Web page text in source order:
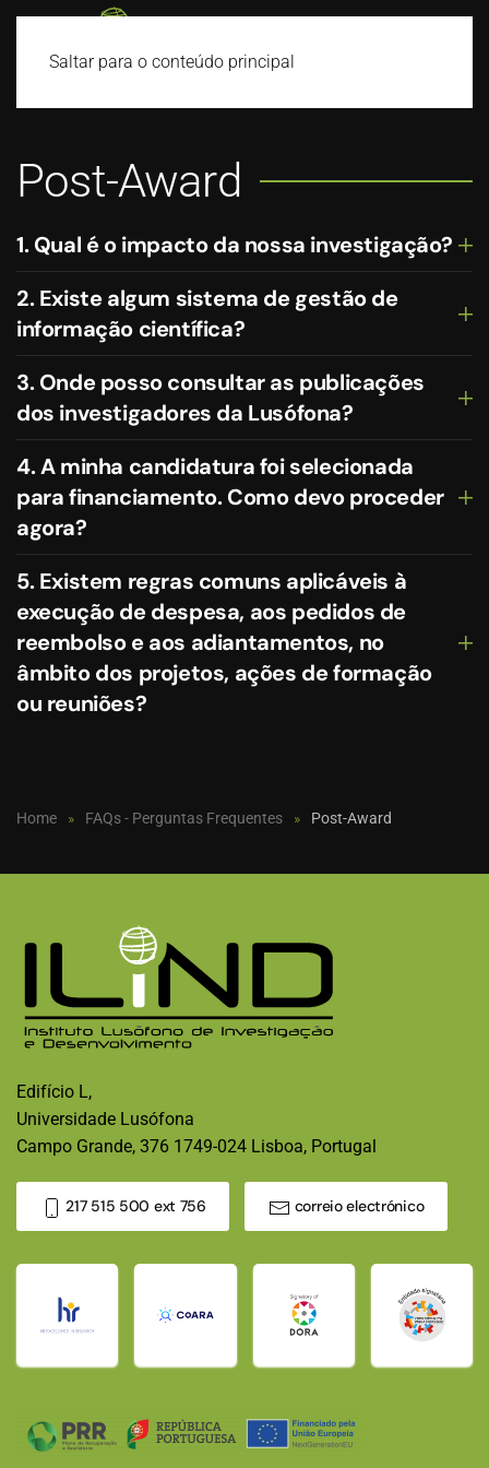
Saltar para o conteúdo principal
Post-Award
1. Qual é o impacto da nossa investigação?
2. Existe algum sistema de gestão de
informação científica?
3. Onde posso consultar as publicações
dos investigadores da Lusófona?
4. A minha candidatura foi selecionada
para financiamento. Como devo proceder
agora?
5. Existem regras comuns aplicáveis à
execução de despesa, aos pedidos de
reembolso e aos adiantamentos, no
âmbito dos projetos, ações de formação
ou reuniões?
Home FAQs - Perguntas Frequentes Post-Award
Edifício L,
Universidade Lusófona
Campo Grande, 376 1749-024 Lisboa, Portugal
217 515 500 ext 756 correio electrónico